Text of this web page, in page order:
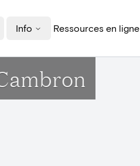
Info Ressources en ligne